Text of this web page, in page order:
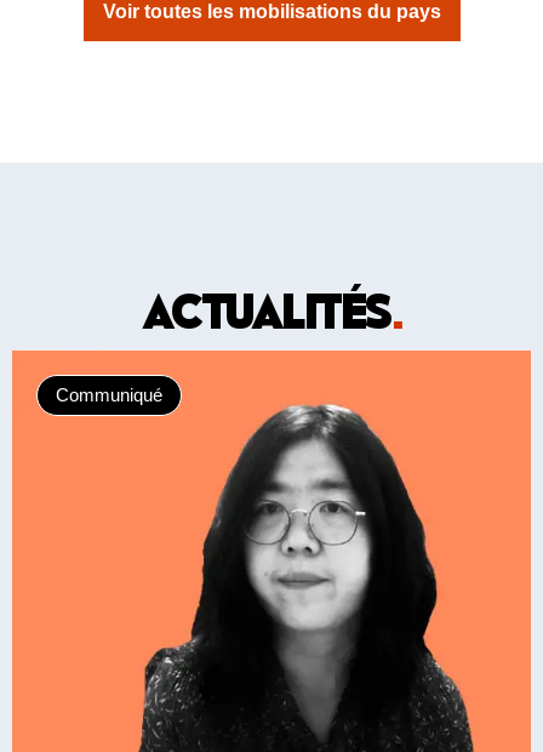
Voir toutes les mobilisations du pays
ACTUALITÉS.
Communiqué